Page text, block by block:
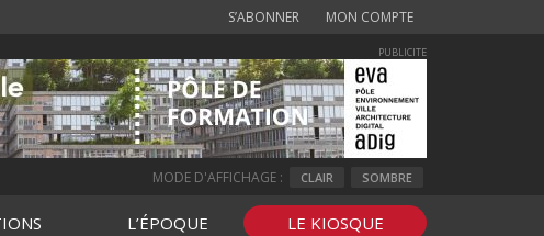
S’ABONNER MON COMPTE
PUBLICITE
MODE D'AFFICHAGE : CLAIR SOMBRE
L’ÉPOQUE LE KIOSQUE